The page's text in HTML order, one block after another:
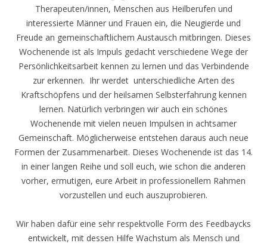
Therapeuten/innen, Menschen aus Heilberufen und
interessierte Männer und Frauen ein, die Neugierde und
Freude an gemeinschaftlichem Austausch mitbringen. Dieses
Wochenende ist als Impuls gedacht verschiedene Wege der
Persönlichkeitsarbeit kennen zu lernen und das Verbindende
zur erkennen. Ihr werdet unterschiedliche Arten des
Kraftschöpfens und der heilsamen Selbsterfahrung kennen
lernen. Natürlich verbringen wir auch ein schönes
Wochenende mit vielen neuen Impulsen in achtsamer
Gemeinschaft. Möglicherweise entstehen daraus auch neue
Formen der Zusammenarbeit. Dieses Wochenende ist das 14.
in einer langen Reihe und soll euch, wie schon die anderen
vorher, ermutigen, eure Arbeit in professionellem Rahmen
vorzustellen und euch auszuprobieren.
Wir haben dafür eine sehr respektvolle Form des Feedbaycks
entwickelt, mit dessen Hilfe Wachstum als Mensch und